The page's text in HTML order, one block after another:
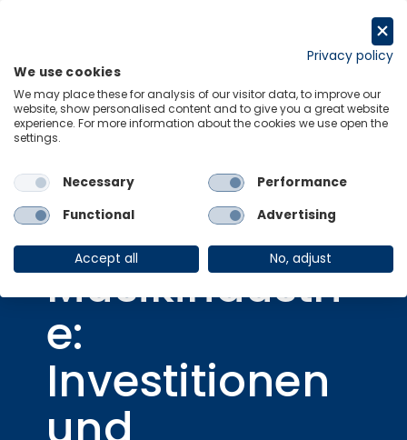
Die deutsche
Musikindustri
e:
Investitionen
Privacy policy
We use cookies
We may place these for analysis of our visitor data, to improve our
website, show personalised content and to give you a great website
experience. For more information about the cookies we use open the
settings.
Necessary
Performance
Functional
Advertising
Accept all No, adjust